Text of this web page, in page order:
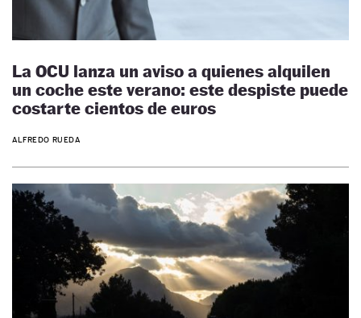
La OCU lanza un aviso a quienes alquilen
un coche este verano: este despiste puede
costarte cientos de euros
ALFREDO RUEDA